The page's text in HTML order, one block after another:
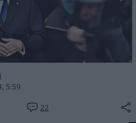
5:59
22